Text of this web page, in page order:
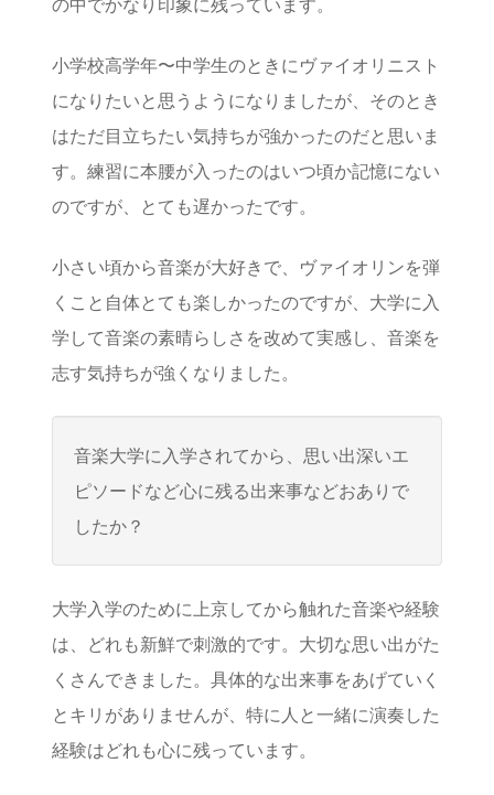
小学校高学年〜中学生のときにヴァイオリニスト
になりたいと思うようになりましたが、そのとき
はただ目立ちたい気持ちが強かったのだと思いま
す。練習に本腰が入ったのはいつ頃か記憶にない
のですが、とても遅かったです。
小さい頃から音楽が大好きで、ヴァイオリンを弾
くこと自体とても楽しかったのですが、大学に入
学して音楽の素晴らしさを改めて実感し、音楽を
志す気持ちが強くなりました。
音楽大学に入学されてから、思い出深いエ
ピソードなど心に残る出来事などおありで
したか？
大学入学のために上京してから触れた音楽や経験
は、どれも新鮮で刺激的です。大切な思い出がた
くさんできました。具体的な出来事をあげていく
とキリがありませんが、特に人と一緒に演奏した
経験はどれも心に残っています。